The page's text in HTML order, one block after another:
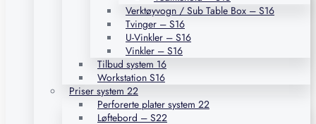
Verktøyvogn / Sub Table Box – S16
Tvinger – S16
U-Vinkler – S16
Vinkler – S16
Tilbud system 16
Workstation S16
Priser system 22
Perforerte plater system 22
Løftebord – S22